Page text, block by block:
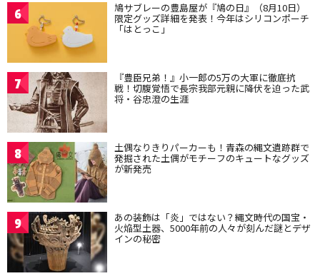
6 鳩サブレーの豊島屋が『鳩の日』（8月10日）
限定グッズ詳細を発表！今年はシリコンポーチ
「はとっこ」
7 『豊臣兄弟！』小一郎の5万の大軍に徹底抗
戦！切腹覚悟で長宗我部元親に降伏を迫った武
将・谷忠澄の生涯
8 土偶なりきりパーカーも！青森の縄文遺跡群で
発掘された土偶がモチーフのキュートなグッズ
が新発売
9 あの装飾は「炎」ではない？縄文時代の国宝・
火焔型土器、5000年前の人々が刻んだ謎とデザ
インの秘密